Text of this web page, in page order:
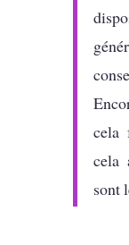
cela
cela
sont